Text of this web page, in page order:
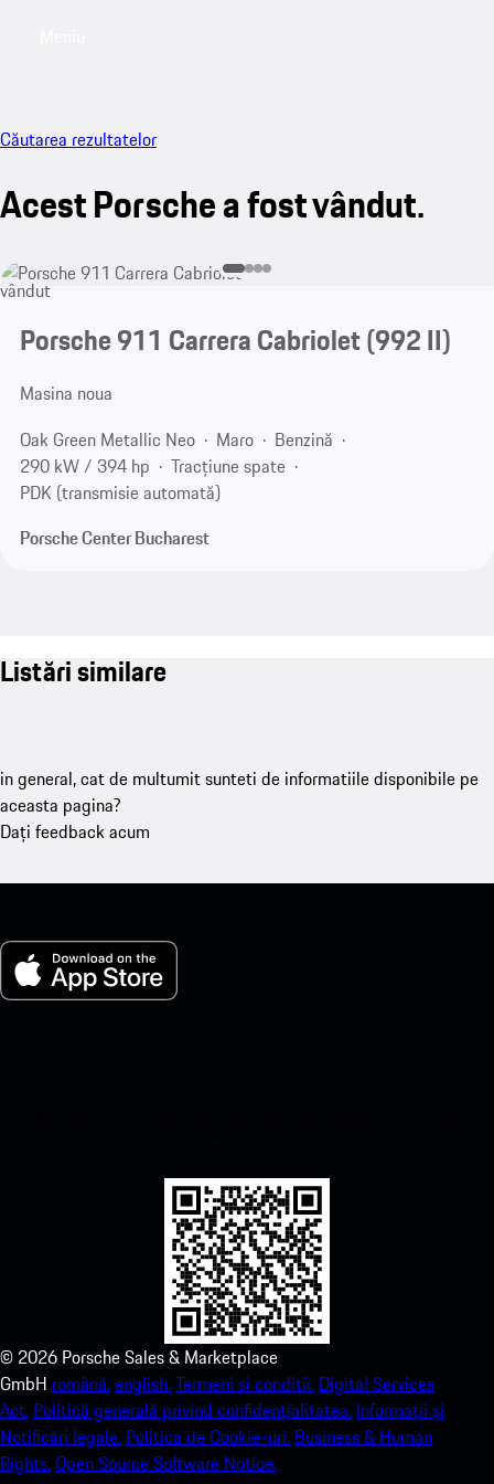
Căutarea rezultatelor
Acest Porsche a fost vândut.
vândut
Porsche 911 Carrera Cabriolet(992 II)
Masina noua
Oak Green Metallic Neo
Maro
Benzină
290 kW / 394 hp
Tracțiune spate
PDK (transmisie automată)
Porsche Center Bucharest
Listări similare
in general, cat de multumit sunteti de informatiile disponibile pe
aceasta pagina?
Dați feedback acum
© 2026 Porsche Sales & Marketplace
GmbH română.english.Termeni si conditii. Digital Services
Act. Politică generală privind confidențialitatea. Informații și
Notificări legale. Politica de Cookie-uri. Business & Human
Rights.Open Source Software Notice.